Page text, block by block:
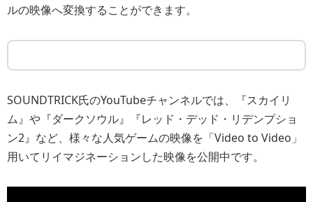
ルの映像へ変換することができます。
SOUNDTRICK氏のYouTubeチャンネルでは、『スカイリ
ム』や『ダークソウル』『レッド・デッド・リデンプショ
ン2』など、様々な人気ゲームの映像を「Video to Video」
用いてリイマジネーションした映像を公開中です。